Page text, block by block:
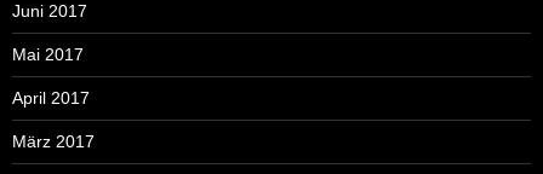
Juni 2017
Mai 2017
April 2017
März 2017